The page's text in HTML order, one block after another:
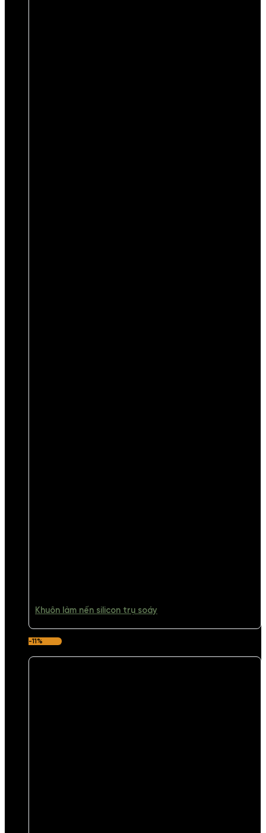
Khuôn làm nến silicon trụ soáy
-11%